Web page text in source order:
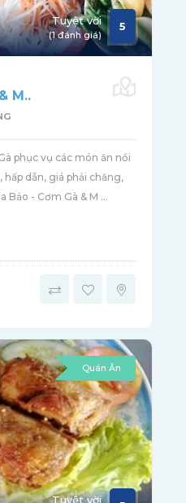
Tuyệt vời
(1 đánh giá)
5
M..
phục vụ các món ăn nổi
dẫn, giá phải chăng,
Bảo - Cơm Gà & M ...
Quán Ăn
Tuyệt vời